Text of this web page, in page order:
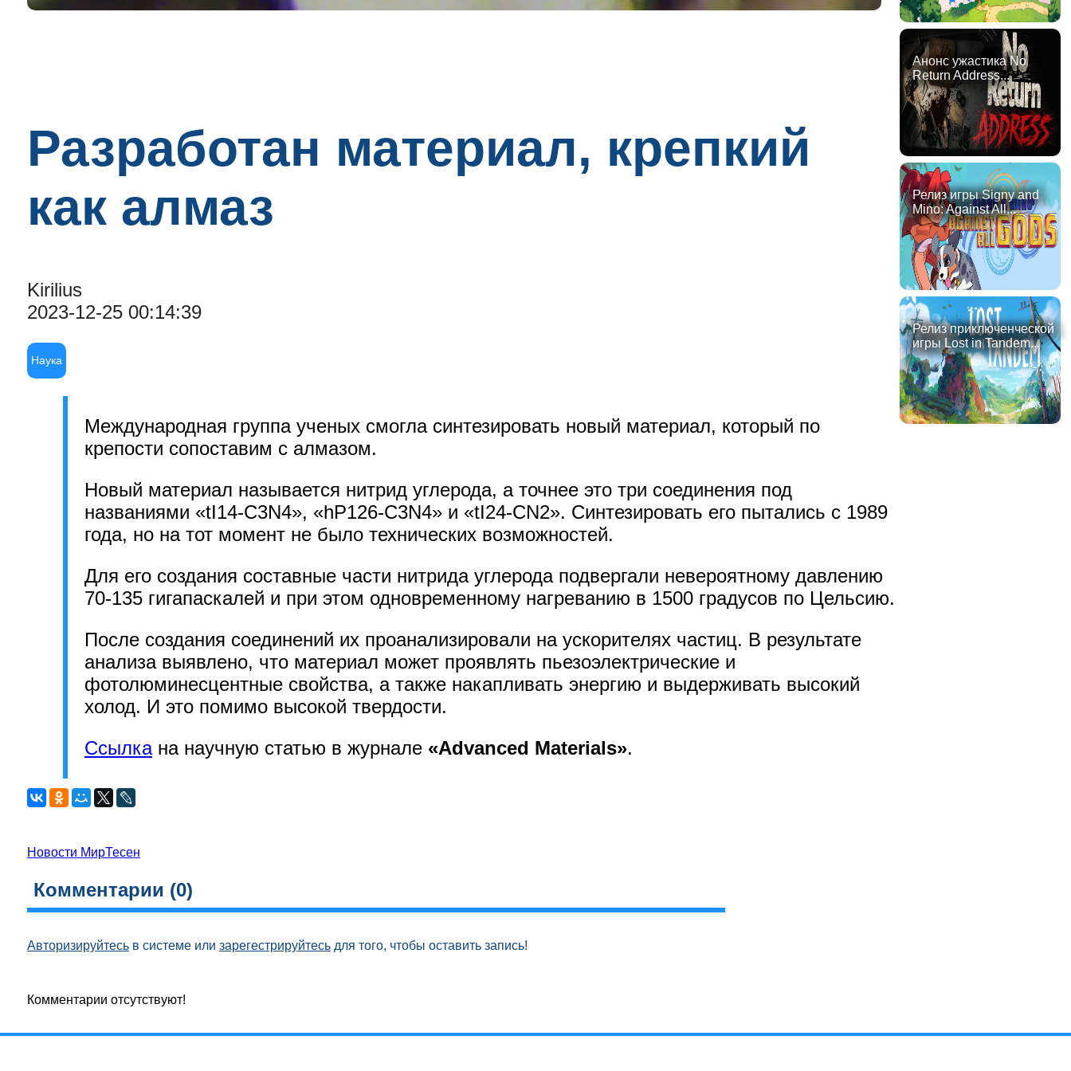
Разработан материал, крепкий
как алмаз
Kirilius
2023-12-25 00:14:39
Наука
Международная группа ученых смогла синтезировать новый материал, который по
крепости сопоставим с алмазом.
Новый материал называется нитрид углерода, а точнее это три соединения под
названиями «tI14-C3N4», «hP126-C3N4» и «tI24-CN2». Синтезировать его пытались с 1989
года, но на тот момент не было технических возможностей.
Для его создания составные части нитрида углерода подвергали невероятному давлению
70-135 гигапаскалей и при этом одновременному нагреванию в 1500 градусов по Цельсию.
После создания соединений их проанализировали на ускорителях частиц. В результате
анализа выявлено, что материал может проявлять пьезоэлектрические и
фотолюминесцентные свойства, а также накапливать энергию и выдерживать высокий
холод. И это помимо высокой твердости.
Ссылкана научную статью в журнале «Advanced Materials».
Новости МирТесен
Комментарии (0)
Авторизируйтесьв системе или зарегестрируйтесьдля того, чтобы оставить запись!
Комментарии отсутствуют!
Анонс ужастика No
Return Address...
Релиз игры Signy and
Mino: Against All...
Релиз приключенческой
игры Lost in Tandem...